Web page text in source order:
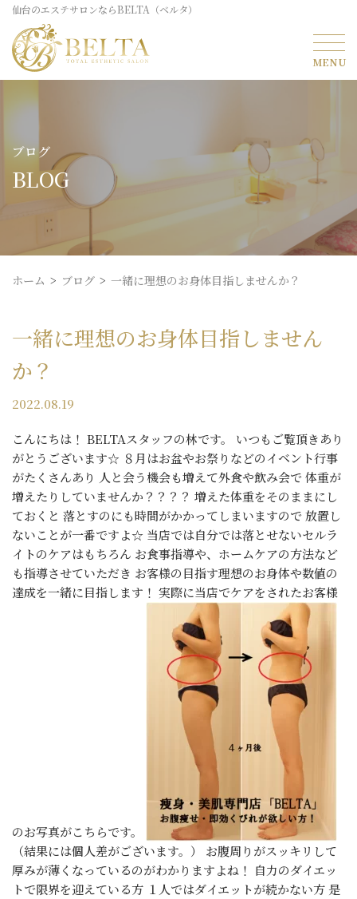
仙台のエステサロンならBELTA（ベルタ）
ブログ
BLOG
ホーム ブログ 一緒に理想のお身体目指しませんか？
一緒に理想のお身体目指しません
か？
2022.08.19
こんにちは！ BELTAスタッフの林です。 いつもご覧頂きあり
がとうございます☆ ８月はお盆やお祭りなどのイベント行事
がたくさんあり 人と会う機会も増えて外食や飲み会で 体重が
増えたりしていませんか？？？？ 増えた体重をそのままにし
ておくと 落とすのにも時間がかかってしまいますので 放置し
ないことが一番ですよ☆ 当店では自分では落とせないセルラ
イトのケアはもちろん お食事指導や、ホームケアの方法など
も指導させていただき お客様の目指す理想のお身体や数値の
達成を一緒に目指します！ 実際に当店でケアをされたお客様
のお写真がこちらです。
（結果には個人差がございます。） お腹周りがスッキリして
厚みが薄くなっているのがわかりますよね！ 自力のダイエッ
トで限界を迎えている方 １人ではダイエットが続かない方 是